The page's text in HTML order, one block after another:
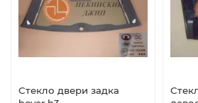
Стекло двери задка